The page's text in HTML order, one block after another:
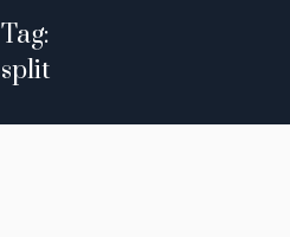
Tag:
split